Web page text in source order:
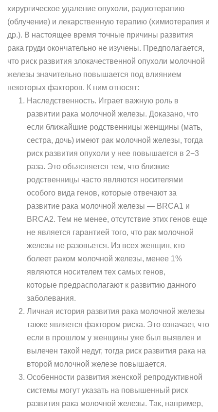
хирургическое удаление опухоли, радиотерапию
(облучение) и лекарственную терапию (химиотерапия и
др.). В настоящее время точные причины развития
рака груди окончательно не изучены. Предполагается,
что риск развития злокачественной опухоли молочной
железы значительно повышается под влиянием
некоторых факторов. К ним относят:
Наследственность. Играет важную роль в
развитии рака молочной железы. Доказано, что
если ближайшие родственницы женщины (мать,
сестра, дочь) имеют рак молочной железы, тогда
риск развития опухоли у нее повышается в 2−3
раза. Это объясняется тем, что близкие
родственницы часто являются носителями
особого вида генов, которые отвечают за
развитие рака молочной железы — BRCA1 и
BRCA2. Тем не менее, отсутствие этих генов еще
не является гарантией того, что рак молочной
железы не разовьется. Из всех женщин, кто
болеет раком молочной железы, менее 1%
являются носителем тех самых генов,
которые предрасполагают к развитию данного
заболевания.
Личная история развития рака молочной железы
также является фактором риска. Это означает, что
если в прошлом у женщины уже был выявлен и
вылечен такой недуг, тогда риск развития рака на
второй молочной железе повышается.
Особенности развития женской репродуктивной
системы могут указать на повышенный риск
развития рака молочной железы. Так, например,